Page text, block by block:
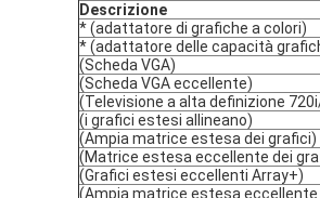
Descrizione
* (adattatore di grafiche a colori)
* (adattatore delle capacità
(Scheda VGA)
(Scheda VGA eccellente)
(Televisione a alta definizione
(i grafici estesi allineano)
(Ampia matrice estesa dei grafici)
(Matrice estesa eccellente dei
(Grafici estesi eccellenti Array+)
(Ampia matrice estesa eccellente